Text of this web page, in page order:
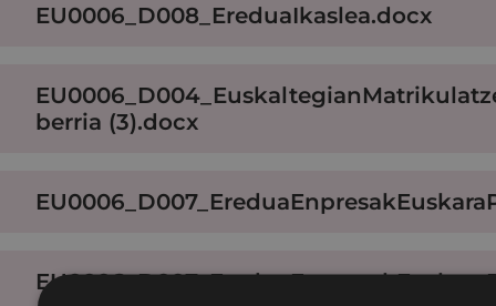
EU0006_D008_EreduaIkaslea.docx
berria (3).docx